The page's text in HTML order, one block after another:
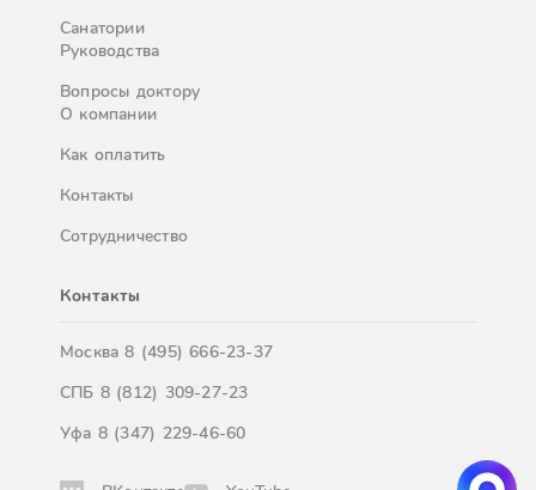
Санатории
Руководства
Вопросы доктору
О компании
Как оплатить
Контакты
Сотрудничество
Контакты
Москва8 (495) 666-23-37
СПБ 8 (812) 309-27-23
Уфа 8 (347) 229-46-60